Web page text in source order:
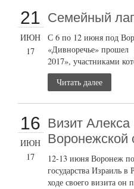
21
ИЮН
17
Семейный
С 6 по 12 июня под
«Дивноречье» прошел
2017», участниками
Читать далее
16
ИЮН
17
Визит Алекса
Воронежской
12-13 июня Воронеж
государства Израиль
ходе своего визита он